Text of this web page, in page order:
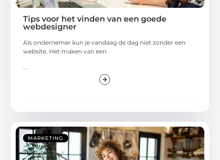
Tips voor het vinden van een goede
webdesigner
Als ondernemer kun je vandaag de dag niet zonder een
website. Het maken van een
...
MARKETING